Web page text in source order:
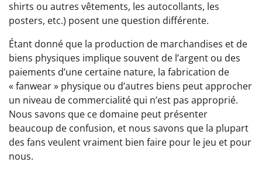
shirts ou autres vêtements, les autocollants, les
posters, etc.) posent une question différente.
Étant donné que la production de marchandises et de
biens physiques implique souvent de l’argent ou des
paiements d’une certaine nature, la fabrication de
« fanwear » physique ou d’autres biens peut approcher
un niveau de commercialité qui n’est pas approprié.
Nous savons que ce domaine peut présenter
beaucoup de confusion, et nous savons que la plupart
des fans veulent vraiment bien faire pour le jeu et pour
nous.